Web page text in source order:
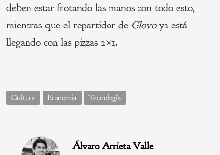
deben estar frotando las manos con todo esto,
mientras que el repartidor de Glovoya está
llegando con las pizzas 2×1.
Cultura Economía Tecnología
Álvaro Arrieta Valle